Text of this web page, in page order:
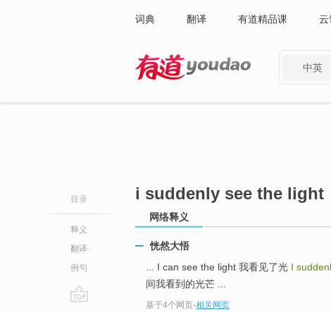
词典 翻译 有道精品课 云
中英
目录
释义
翻译
例句
i suddenly see the light
网络释义
恍然大悟
... I can see the light 我看见了光 I
间我看到的光芒 ...
基于4个网页-相关网页